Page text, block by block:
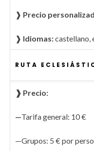
❱ Precio
❱ Idiomas:castellano,
RUTA
❱ Precio:
—Tarifa general: 10 €
—Grupos: 5 € por